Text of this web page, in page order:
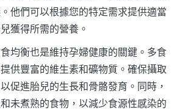
他們可以根據您的特定需求提供適當
獲得所需的營養。
均衡也是維持孕婦健康的關鍵。多食
供豐富的維生素和礦物質。確保攝取
促進胎兒的生長和骨骼發育。同時，
未煮熟的食物，以減少食源性感染的